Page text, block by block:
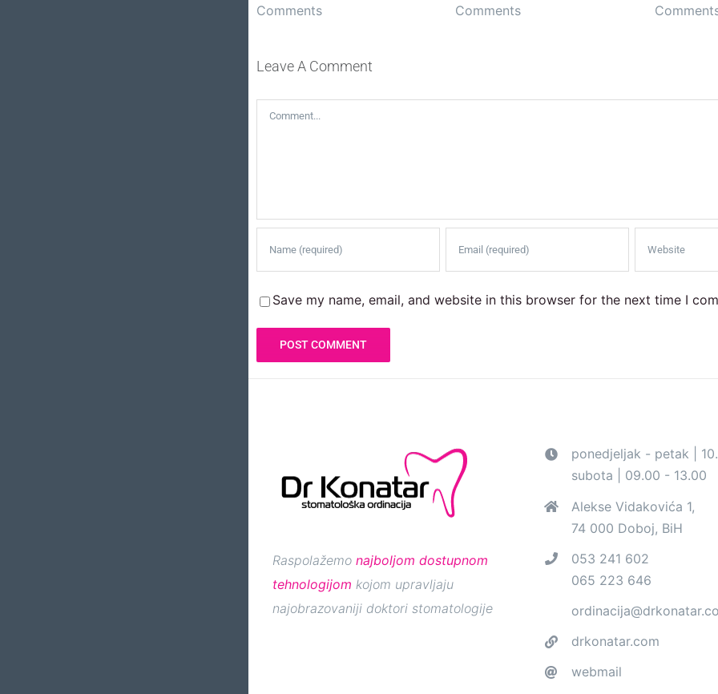
Comments
Comments
Leave A Comment
Comment
Save my name, email, and website in this browser for the next time I
Raspolažemo najboljom dostupnom
tehnologijom kojom upravljaju
najobrazovaniji doktori stomatologije
ponedjeljak - petak |
subota | 09.00 - 13.00
Alekse Vidakovića 1,
74 000 Doboj, BiH
053 241 602
065 223 646
drkonatar.com
webmail